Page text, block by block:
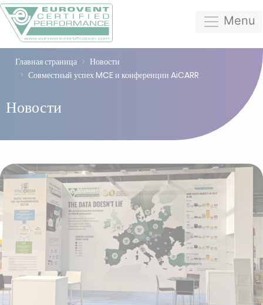
Menu
Главная страница
Новости
Совместный успех MCE и конференции AiCARR
Новости